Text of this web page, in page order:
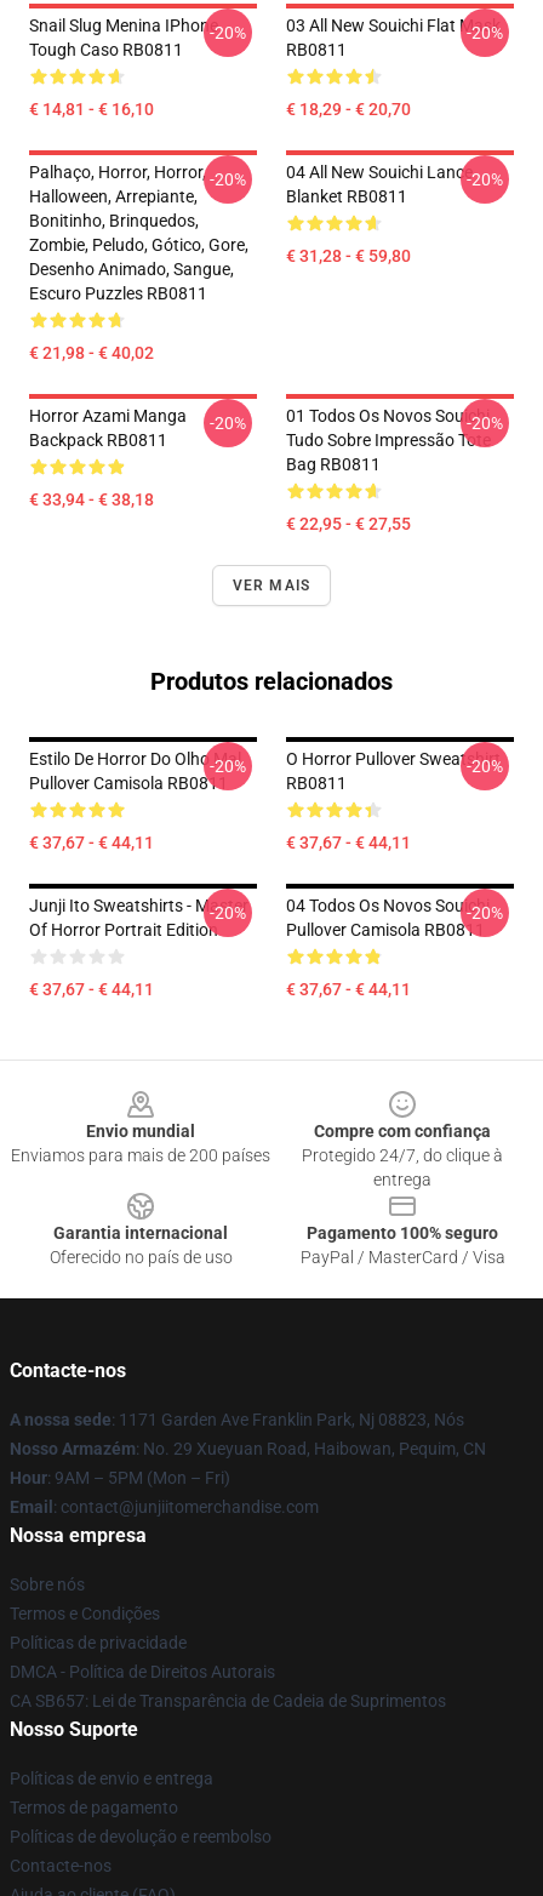
Snail Slug Menina IPhone
Tough Caso RB0811
€ 14,81 - € 16,10
-20%
03 All New Souichi Flat Mask
RB0811
€ 18,29 - € 20,70
-20%
Palhaço, Horror, Horror,
Halloween, Arrepiante,
Bonitinho, Brinquedos,
Zombie, Peludo, Gótico, Gore,
Desenho Animado, Sangue,
Escuro Puzzles RB0811
€ 21,98 - € 40,02
-20%
04 All New Souichi Lance
Blanket RB0811
€ 31,28 - € 59,80
-20%
Horror Azami Manga
Backpack RB0811
€ 33,94 - € 38,18
-20%
01 Todos Os Novos Souichi
Tudo Sobre Impressão Tote
Bag RB0811
€ 22,95 - € 27,55
-20%
VER MAIS
Produtos relacionados
Estilo De Horror Do Olho Mal
Pullover Camisola RB0811
€ 37,67 - € 44,11
-20%
O Horror Pullover Sweatshirt
RB0811
€ 37,67 - € 44,11
-20%
Junji Ito Sweatshirts - Master
Of Horror Portrait Edition
€ 37,67 - € 44,11
-20%
04 Todos Os Novos Souichi
Pullover Camisola RB0811
€ 37,67 - € 44,11
-20%
Envio mundial
Enviamos para mais de 200 países
Compre com confiança
Protegido 24/7, do clique à
entrega
Garantia internacional
Oferecido no país de uso
Pagamento 100% seguro
PayPal / MasterCard / Visa
Contacte-nos
A nossa sede: 1171 Garden Ave Franklin Park, Nj 08823, Nós
Nosso Armazém: No. 29 Xueyuan Road, Haibowan, Pequim, CN
Hour: 9AM – 5PM (Mon – Fri)
Email : contact@junjiitomerchandise.com
Nossa empresa
Sobre nós
Termos e Condições
Políticas de privacidade
DMCA - Política de Direitos Autorais
CA SB657: Lei de Transparência de Cadeia de Suprimentos
Nosso Suporte
Políticas de envio e entrega
Termos de pagamento
Políticas de devolução e reembolso
Contacte-nos